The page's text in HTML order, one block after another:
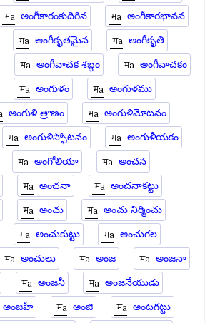
అంగీకారంకుదిరిన
అంగీకారభావన
అంగీకృతమైన
అంగీకృతి
అంగీవాచక శబ్ధం
అంగీవాచకం
అంగుళం
అంగుళము
అంగుళి త్రాణం
అంగుళిమోటనం
అంగుళిస్ఫోటనం
అంగుళీయకం
అంగోలియా
అంచన
అంచనా
అంచనాకట్టు
అంచు
అంచు నిర్మించు
అంచుకుట్టు
అంచుగల
అంచులు అంజ
అంజనా
అంజనీ
అంజనేయుడు
అంజహీ అంజి
అంటగట్టు